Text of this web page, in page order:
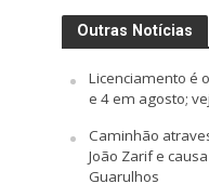
Outras Notícias
Licenciamento é
e 4 em agosto;
Caminhão
João Zarif e
Guarulhos